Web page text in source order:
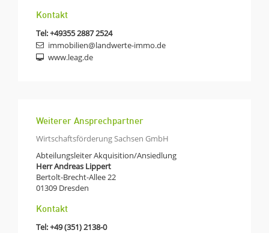
Kontakt
Tel:+49355 2887 2524
immobilien@landwerte-immo.de
www.leag.de
Weiterer Ansprechpartner
Wirtschaftsförderung Sachsen GmbH
Abteilungsleiter Akquisition/Ansiedlung
Herr Andreas Lippert
Bertolt-Brecht-Allee 22
01309 Dresden
Kontakt
Tel:+49 (351) 2138-0